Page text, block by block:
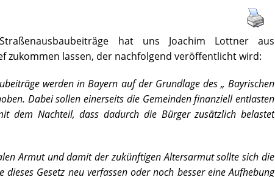
hat uns Joachim Lottner aus
zukommen lassen, der nachfolgend veröffentlicht wird:
werden in Bayern auf der Grundlage des „ Bayrischen
Dabei sollen einerseits die Gemeinden finanziell entlasten
dem Nachteil, dass dadurch die Bürger zusätzlich belastet
Armut und damit der zukünftigen Altersarmut sollte sich die
dieses Gesetz neu verfassen oder noch besser eine Aufhebung